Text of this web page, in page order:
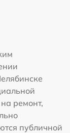
ремонт,
публичной